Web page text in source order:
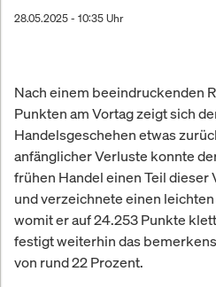
28.05.2025 - 10:35 Uhr
Nach einem beeindruckenden
Punkten am Vortag zeigt sich
Handelsgeschehen etwas
anfänglicher Verluste konnte
frühen Handel einen Teil
und verzeichnete einen
womit er auf 24.253 Punkte
festigt weiterhin das
von rund 22 Prozent.